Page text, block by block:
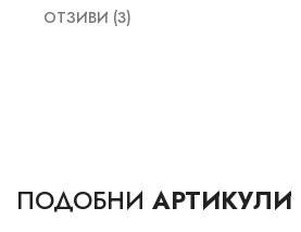
ОТЗИВИ (3)
ПОДОБНИ АРТИКУЛИ